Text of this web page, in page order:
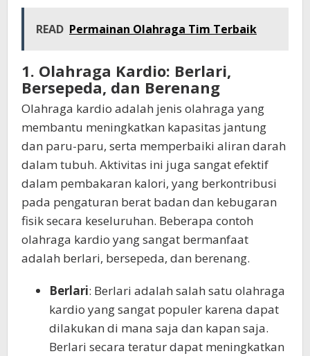
READ Permainan Olahraga Tim Terbaik
1. Olahraga Kardio: Berlari,
Bersepeda, dan Berenang
Olahraga kardio adalah jenis olahraga yang
membantu meningkatkan kapasitas jantung
dan paru-paru, serta memperbaiki aliran darah
dalam tubuh. Aktivitas ini juga sangat efektif
dalam pembakaran kalori, yang berkontribusi
pada pengaturan berat badan dan kebugaran
fisik secara keseluruhan. Beberapa contoh
olahraga kardio yang sangat bermanfaat
adalah berlari, bersepeda, dan berenang.
Berlari: Berlari adalah salah satu olahraga
kardio yang sangat populer karena dapat
dilakukan di mana saja dan kapan saja.
Berlari secara teratur dapat meningkatkan